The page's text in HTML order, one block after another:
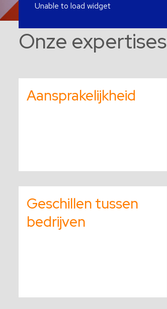
Unable to load widget
Onze expertises
Aansprakelijkheid
meer
over
Geschillen tussen
bedrijven